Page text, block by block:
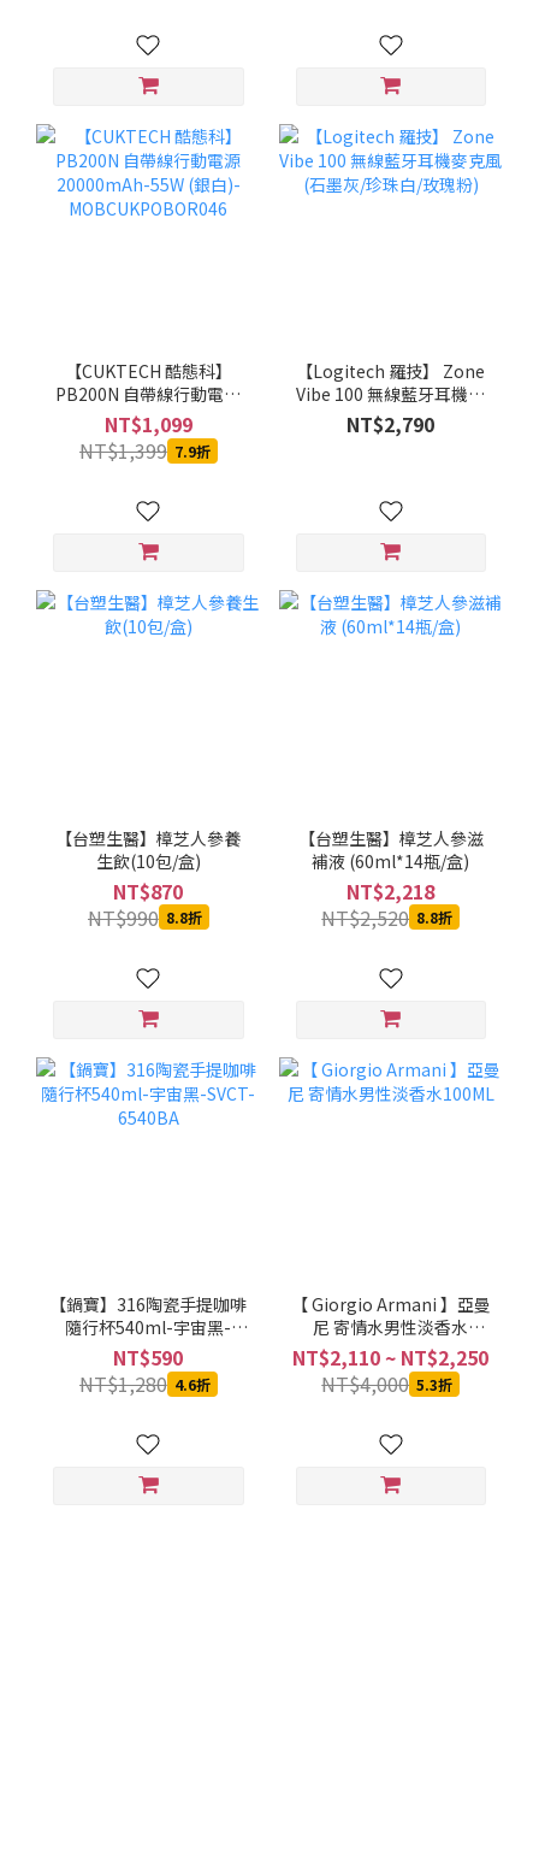
【CUKTECH 酷態科】
PB200N 自帶線行動電源
20000mAh-55W (銀白)-
MOBCUKPOBOR046
NT$1,099
NT$1,399 7.9折
【Logitech 羅技】 Zone
Vibe 100 無線藍牙耳機麥
克風(石墨灰/珍珠白/玫瑰
粉)
NT$2,790
【台塑生醫】樟芝人參養
生飲(10包/盒)
NT$870
NT$990 8.8折
【台塑生醫】樟芝人參滋
補液 (60ml*14瓶/盒)
NT$2,218
NT$2,520 8.8折
【鍋寶】316陶瓷手提咖啡
隨行杯540ml-宇宙黑-
SVCT-6540BA
NT$590
NT$1,280 4.6折
【 Giorgio Armani 】亞曼
尼 寄情水男性淡香水
100ML
NT$2,110 ~ NT$2,250
NT$4,000 5.3折